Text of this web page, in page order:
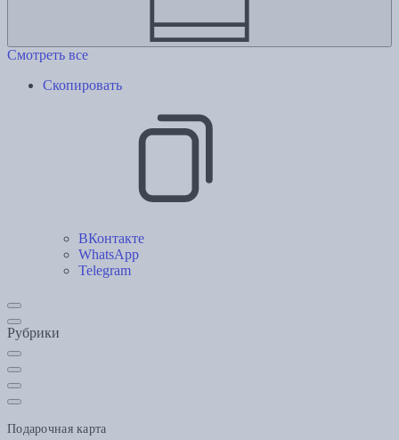
Смотреть все
Скопировать
ВКонтакте
WhatsApp
Telegram
Рубрики
Подарочная карта